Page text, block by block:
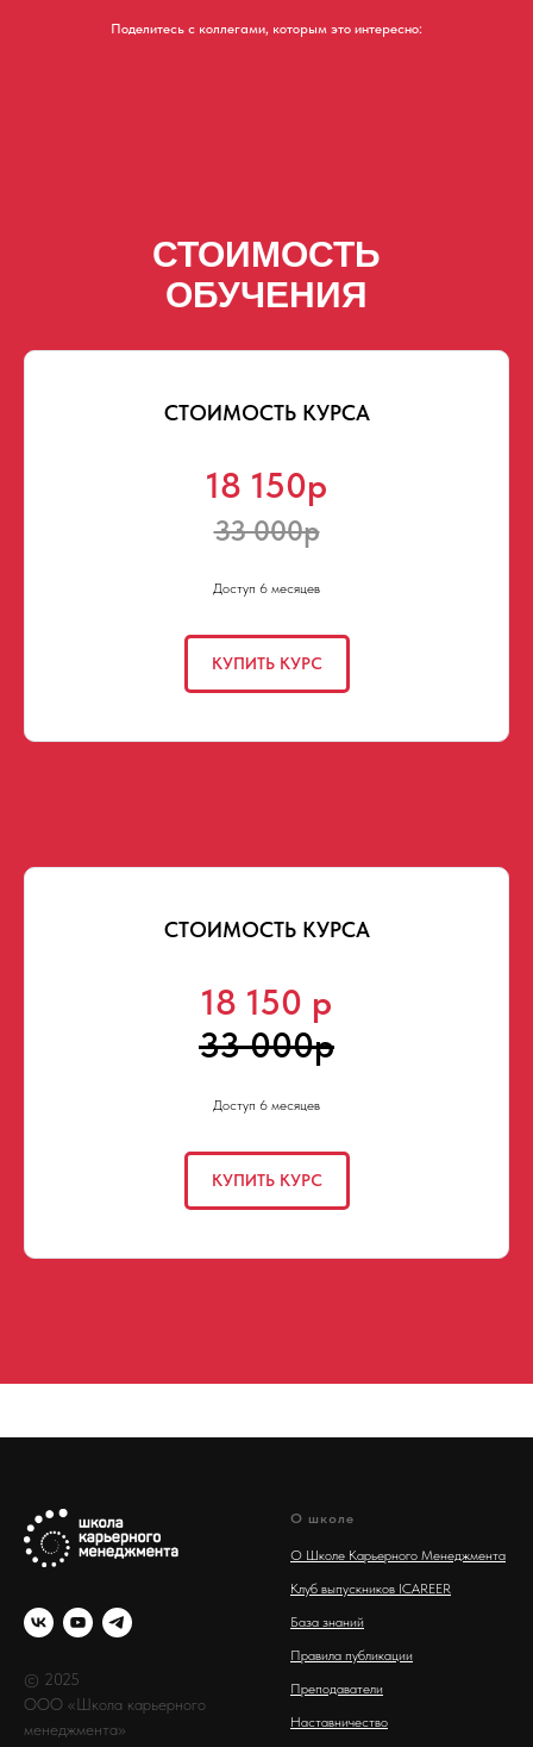
Поделитесь с коллегами, которым это интересно:
СТОИМОСТЬ
ОБУЧЕНИЯ
СТОИМОСТЬ КУРСА
18 150р
33 000р
Доступ 6 месяцев
КУПИТЬ КУРС
СТОИМОСТЬ КУРСА
18 150 р
33 000р
Доступ 6 месяцев
КУПИТЬ КУРС
© 2025
ООО «Школа карьерного
менеджмента»
О школе
О Школе Карьерного Менеджмента
Клуб выпускников ICAREER
База знаний
Правила публикации
Преподаватели
Наставничество